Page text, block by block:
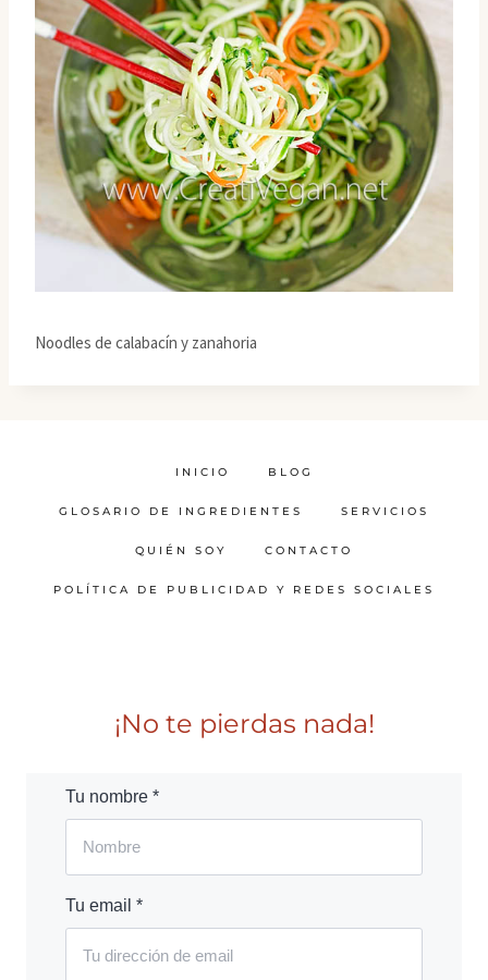
Noodles de calabacín y zanahoria
INICIO BLOG
GLOSARIO DE INGREDIENTES SERVICIOS
QUIÉN SOY CONTACTO
POLÍTICA DE PUBLICIDAD Y REDES SOCIALES
¡No te pierdas nada!
Tu nombre *
Tu email *